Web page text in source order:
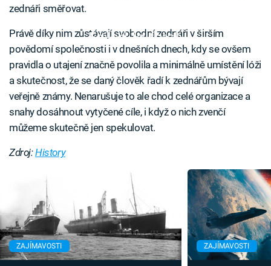
zednáři směřovat.
Failed to fetch
Právě díky nim zůstávají svobodní zednáři v širším
povědomí společnosti i v dnešních dnech, kdy se ovšem
pravidla o utajení značně povolila a minimálně umístění lóži
a skutečnost, že se daný člověk řadí k zednářům bývají
veřejně známy. Nenarušuje to ale chod celé organizace a
snahy dosáhnout vytyčené cíle, i když o nich zvenčí
můžeme skutečně jen spekulovat.
Zdroj:History
ZAJÍMAVOSTI ZAJÍMAVOSTI